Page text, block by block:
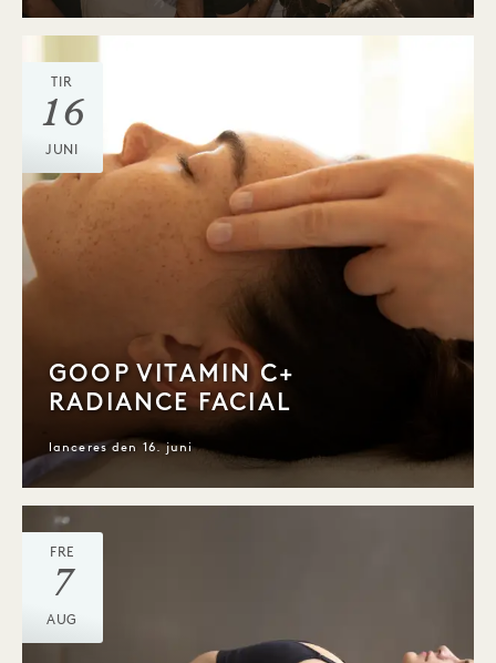
TIR
16
JUNI
GOOP VITAMIN C+
RADIANCE FACIAL
lanceres den 16. juni
FRE
7
AUG